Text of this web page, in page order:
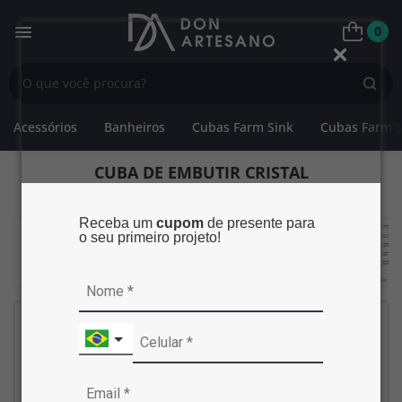
Receba um cupom de presente para
o seu primeiro projeto!
0
Acessórios Banheiros Cubas Farm Sink Cubas Farm
CUBA DE EMBUTIR CRISTAL
Marca:Don Artesano
Código no site: